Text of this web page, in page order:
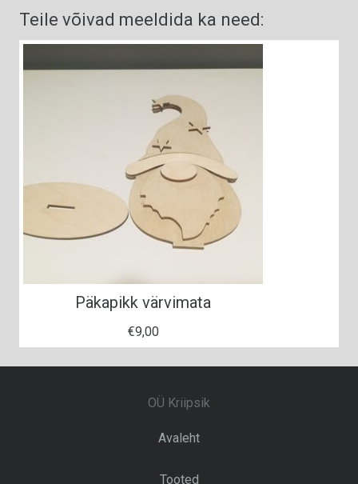
Teile võivad meeldida ka need:
Päkapikk värvimata
€9,00
OÜ Kriipsik
Avaleht
Tooted